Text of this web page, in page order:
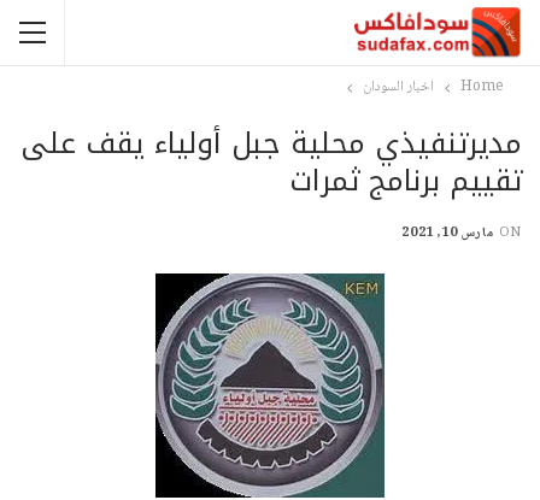
Home اخبار السودان
مديرتنفيذي محلية جبل أولياء يقف على
تقييم برنامج ثمرات
ON مارس 10, 2021